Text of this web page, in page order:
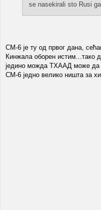
se nasekirali sto Rusi
СМ-6 је ту од првог дана,
Кинжала оборен истим...тако
једино можда ТХААД може да
СМ-6 једно велико ништа за